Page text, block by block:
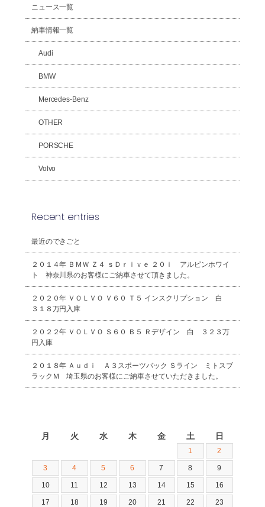
ニュース一覧
納車情報一覧
Audi
BMW
Mercedes-Benz
OTHER
PORSCHE
Volvo
Recent entries
最近のできごと
２０１４年 ＢＭＷ Ｚ４ ｓＤｒｉｖｅ ２０ｉ アルピンホワイ
ト 神奈川県のお客様にご納車させて頂きました。
２０２０年 ＶＯＬＶＯ Ｖ６０ Ｔ５ インスクリプション 白
３１８万円入庫
２０２２年 ＶＯＬＶＯ Ｓ６０ Ｂ５ Ｒデザイン 白 ３２３万
円入庫
２０１８年 Ａｕｄｉ Ａ３スポーツバック Ｓライン ミトスブ
ラックＭ 埼玉県のお客様にご納車させていただきました。
月 火 水 木 金 土 日
1 2
3 4 5 6 7 8 9
10 11 12 13 14 15 16
17 18 19 20 21 22 23